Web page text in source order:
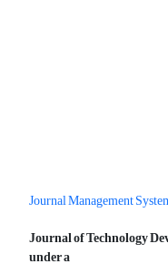
Journal of Technology
under a